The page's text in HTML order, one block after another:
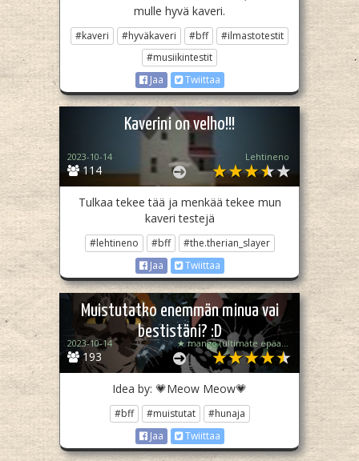
mulle hyvä kaveri.
#kaveri #hyväkaveri #bff
#ilmastotestit
#musiikintestit
Jaa
Twiittaa
Kaverini on velho!!!
114
2023-10-14 Lehtineno
Tulkaa tekee tää ja menkää tekee mun
kaveri testejä
#lehtineno #bff
#the.therian_slayer
Jaa
Twiittaa
Muistutatko enemmän minua vai
bestistäni? :D
193
2023-10-14 ★ mango (ultimate epäakti)
Idea by: 💗Meow Meow💗
#bff #muistutat
#hunaja
Jaa
Twiittaa